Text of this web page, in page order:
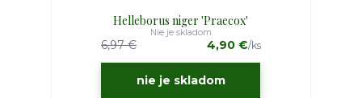
Helleborus niger 'Praecox'
6,97 € 4,90 €/ks
Nie je skladom
nie je skladom